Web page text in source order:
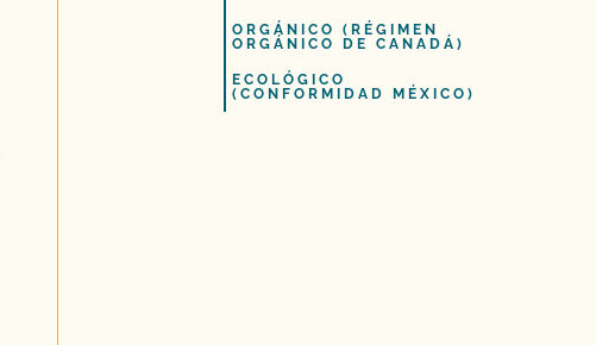
ORGÁNICO (RÉGIMEN
ORGÁNICO DE CANADÁ)
ECOLÓGICO
(CONFORMIDAD MÉXICO)